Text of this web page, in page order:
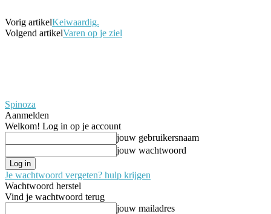
Vorig artikelKeiwaardig.
Volgend artikelVaren op je ziel
Spinoza
Aanmelden
Welkom! Log in op je account
jouw gebruikersnaam
jouw wachtwoord
Je wachtwoord vergeten? hulp krijgen
Wachtwoord herstel
Vind je wachtwoord terug
jouw mailadres